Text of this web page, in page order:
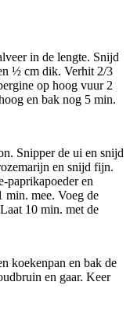
in de lengte. Snijd
½ cm dik. Verhit 2/3
op hoog vuur 2
en bak nog 5 min.
Snipper de ui en snijd
en snijd fijn.
paprikapoeder en
min. mee. Voeg de
10 min. met de
koekenpan en bak de
en gaar. Keer